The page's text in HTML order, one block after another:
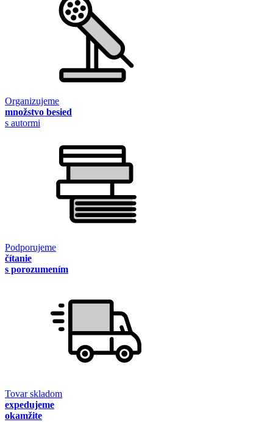
Organizujeme
množstvo besied
s autormi
Podporujeme
čítanie
s porozumením
Tovar skladom
expedujeme
okamžite